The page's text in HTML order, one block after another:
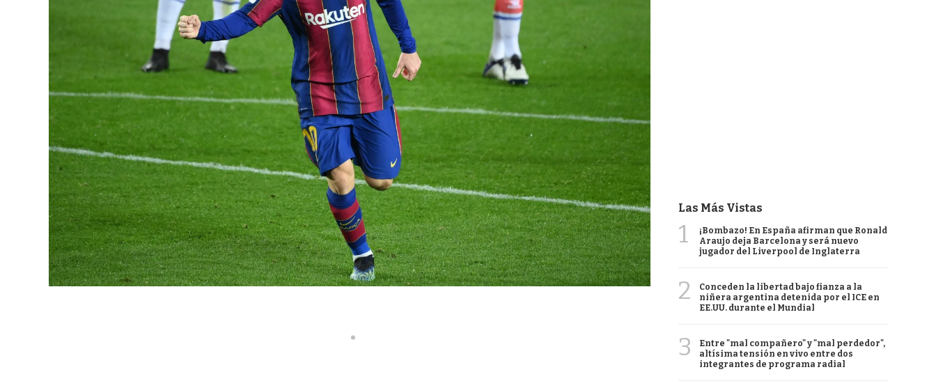
Las Más Vistas
1
¡Bombazo! En España afirman que Ronald
Araujo deja Barcelona y será nuevo
jugador del Liverpool de Inglaterra
2
Conceden la libertad bajo fianza a la
niñera argentina detenida por el ICE en
EE.UU. durante el Mundial
3
Entre "mal compañero" y "mal perdedor",
altísima tensión en vivo entre dos
integrantes de programa radial